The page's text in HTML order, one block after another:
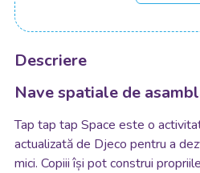
Descriere
Nave spatiale de
Tap tap tap Space este o
actualizată de Djeco pentru a
mici. Copiii își pot construi